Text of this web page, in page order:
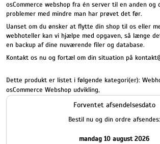
osCommerce webshop fra én server til en anden og
problemer med mindre man har prøvet det før.
Uanset om du ønsker at flytte din shop til os eller
webhoteller kan vi hjælpe med opgaven, så længe
en backup af dine nuværende filer og database.
Kontakt os nu og fortæl om din situation på
Dette produkt er listet i følgende kategori(er):
osCommerce Webshop udvikling,
Forventet afsendelsesdato
Bestil nu og din ordre afsendes:
mandag 10 august 2026